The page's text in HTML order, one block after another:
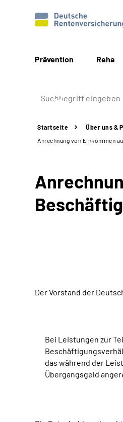
Prävention Reha
Startseite Über uns &
Anrechnung von Einkommen
Der Vorstand der
Bei Leistungen zur
das während der
Übergangsgeld